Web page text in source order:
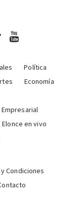
Política
Economía
Elonce en vivo
Condiciones